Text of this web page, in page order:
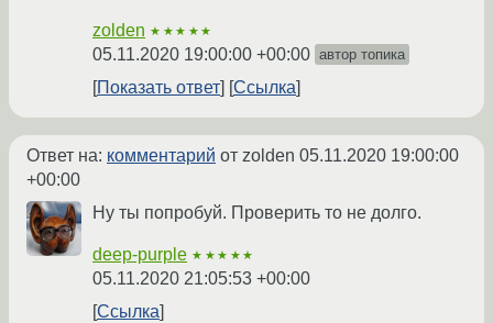
zolden ★★★★★
05.11.2020 19:00:00 +00:00 автор топика
Показать ответ Ссылка
Ответ на: комментарий от zolden 05.11.2020 19:00:00
+00:00
Ну ты попробуй. Проверить то не долго.
deep-purple ★★★★★
05.11.2020 21:05:53 +00:00
Ссылка